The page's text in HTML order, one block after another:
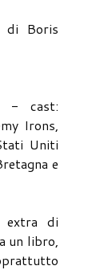
di Boris
- cast:
Irons,
Uniti
e
extra di
un libro,